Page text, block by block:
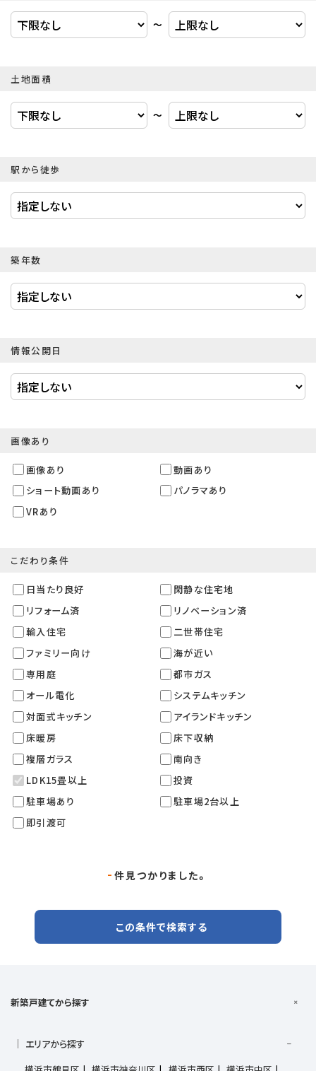
〜
土地面積
〜
駅から徒歩
築年数
情報公開日
画像あり
画像あり
動画あり
ショート動画あり
パノラマあり
VRあり
こだわり条件
日当たり良好
閑静な住宅地
リフォーム済
リノベーション済
輸入住宅
二世帯住宅
ファミリー向け
海が近い
専用庭
都市ガス
オール電化
システムキッチン
対面式キッチン
アイランドキッチン
床暖房
床下収納
複層ガラス
南向き
LDK15畳以上
投資
駐車場あり
駐車場2台以上
即引渡可
- 件見つかりました。
この条件で検索する
新築戸建てから探す
エリアから探す